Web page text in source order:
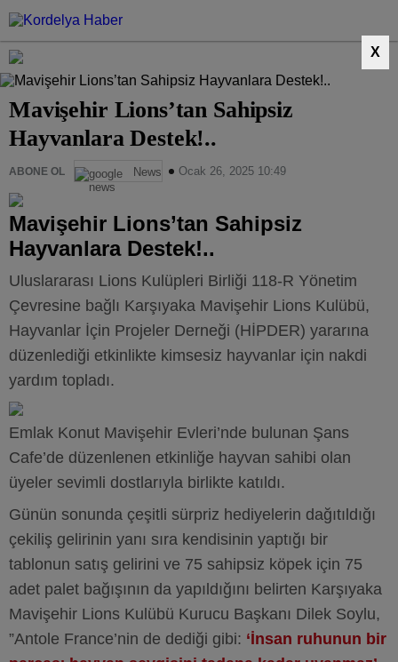
X
Mavişehir Lions’tan Sahipsiz
Hayvanlara Destek!..
ABONE OL News Ocak 26, 2025 10:49
Mavişehir Lions’tan Sahipsiz
Hayvanlara Destek!..
Uluslararası Lions Kulüpleri Birliği 118-R Yönetim
Çevresine bağlı Karşıyaka Mavişehir Lions Kulübü,
Hayvanlar İçin Projeler Derneği (HİPDER) yararına
düzenlediği etkinlikte kimsesiz hayvanlar için nakdi
yardım topladı.
Emlak Konut Mavişehir Evleri’nde bulunan Şans
Cafe’de düzenlenen etkinliğe hayvan sahibi olan
üyeler sevimli dostlarıyla birlikte katıldı.
Günün sonunda çeşitli sürpriz hediyelerin dağıtıldığı
çekiliş gelirinin yanı sıra kendisinin yaptığı bir
tablonun satış gelirini ve 75 sahipsiz köpek için 75
adet palet bağışının da yapıldığını belirten Karşıyaka
Mavişehir Lions Kulübü Kurucu Başkanı Dilek Soylu,
”Antole France’nin de dediği gibi: ‘İnsan ruhunun bir